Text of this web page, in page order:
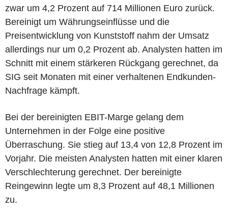
zwar um 4,2 Prozent auf 714 Millionen Euro zurück.
Bereinigt um Währungseinflüsse und die
Preisentwicklung von Kunststoff nahm der Umsatz
allerdings nur um 0,2 Prozent ab. Analysten hatten im
Schnitt mit einem stärkeren Rückgang gerechnet, da
SIG seit Monaten mit einer verhaltenen Endkunden-
Nachfrage kämpft.
Bei der bereinigten EBIT-Marge gelang dem
Unternehmen in der Folge eine positive
Überraschung. Sie stieg auf 13,4 von 12,8 Prozent im
Vorjahr. Die meisten Analysten hatten mit einer klaren
Verschlechterung gerechnet. Der bereinigte
Reingewinn legte um 8,3 Prozent auf 48,1 Millionen
zu.